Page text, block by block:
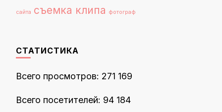
сайта съемка клипа фотограф
СТАТИСТИКА
Всего просмотров: 271 169
Всего посетителей: 94 184